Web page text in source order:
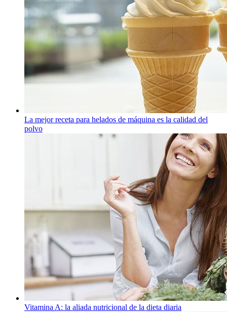
La mejor receta para helados de máquina es la calidad del
polvo
Vitamina A: la aliada nutricional de la dieta diaria